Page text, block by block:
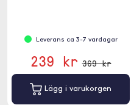
Leverans ca 3-7 vardagar
239 kr 369 kr
Lägg i varukorgen